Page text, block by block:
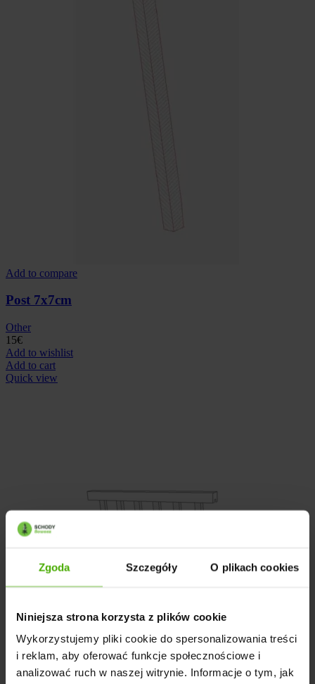
Zgoda Szczegóły O plikach cookies
Niniejsza strona korzysta z plików cookie
Wykorzystujemy pliki cookie do spersonalizowania treści
i reklam, aby oferować funkcje społecznościowe i
analizować ruch w naszej witrynie. Informacje o tym, jak
Add to compare
Post 7x7cm
Other
15€
Add to wishlist
Add to cart
Quick view